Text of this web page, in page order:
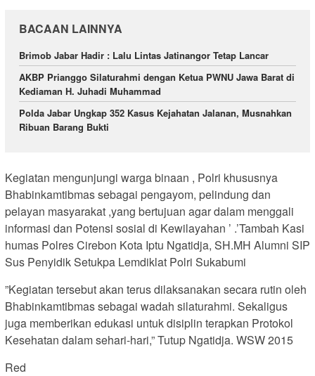
BACAAN LAINNYA
Brimob Jabar Hadir : Lalu Lintas Jatinangor Tetap Lancar
AKBP Prianggo Silaturahmi dengan Ketua PWNU Jawa Barat di
Kediaman H. Juhadi Muhammad
Polda Jabar Ungkap 352 Kasus Kejahatan Jalanan, Musnahkan
Ribuan Barang Bukti
Kegiatan mengunjungi warga binaan , Polri khususnya
Bhabinkamtibmas sebagai pengayom, pelindung dan
pelayan masyarakat ,yang bertujuan agar dalam menggali
informasi dan Potensi sosial di Kewilayahan ’ .’Tambah Kasi
humas Polres Cirebon Kota Iptu Ngatidja, SH.MH Alumni SIP
Sus Penyidik Setukpa Lemdiklat Polri Sukabumi
”Kegiatan tersebut akan terus dilaksanakan secara rutin oleh
Bhabinkamtibmas sebagai wadah silaturahmi. Sekaligus
juga memberikan edukasi untuk disiplin terapkan Protokol
Kesehatan dalam sehari-hari,” Tutup Ngatidja. WSW 2015
Red